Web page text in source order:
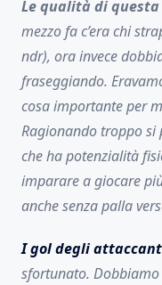
Le qualità di
mezzo fa c’era chi
ndr), ora invece
fraseggiando.
cosa importante per
Ragionando troppo
che ha potenzialità
imparare a giocare
anche senza palla
I gol degli
sfortunato.